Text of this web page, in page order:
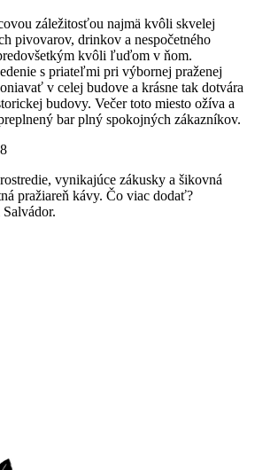
záležitosťou najmä kvôli skvelej
pivovarov, drinkov a nespočetného
kvôli ľuďom v ňom.
s priateľmi pri výbornej praženej
v celej budove a krásne tak dotvára
budovy. Večer toto miesto ožíva a
bar plný spokojných zákazníkov.
vynikajúce zákusky a šikovná
pražiareň kávy. Čo viac dodať?